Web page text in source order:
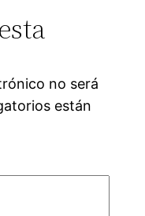
no será
están